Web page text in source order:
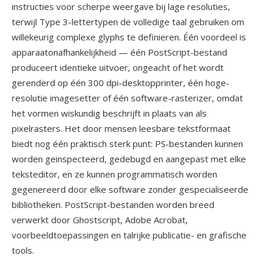
instructies voor scherpe weergave bij lage resoluties,
terwijl Type 3-lettertypen de volledige taal gebruiken om
willekeurig complexe glyphs te definieren. Één voordeel is
apparaatonafhankelijkheid — één PostScript-bestand
produceert identieke uitvoer, ongeacht of het wordt
gerenderd op één 300 dpi-desktopprinter, één hoge-
resolutie imagesetter of één software-rasterizer, omdat
het vormen wiskundig beschrijft in plaats van als
pixelrasters. Het door mensen leesbare tekstformaat
biedt nog één praktisch sterk punt: PS-bestanden kunnen
worden geinspecteerd, gedebugd en aangepast met elke
teksteditor, en ze kunnen programmatisch worden
gegenereerd door elke software zonder gespecialiseerde
bibliotheken. PostScript-bestanden worden breed
verwerkt door Ghostscript, Adobe Acrobat,
voorbeeldtoepassingen en talrijke publicatie- en grafische
tools.